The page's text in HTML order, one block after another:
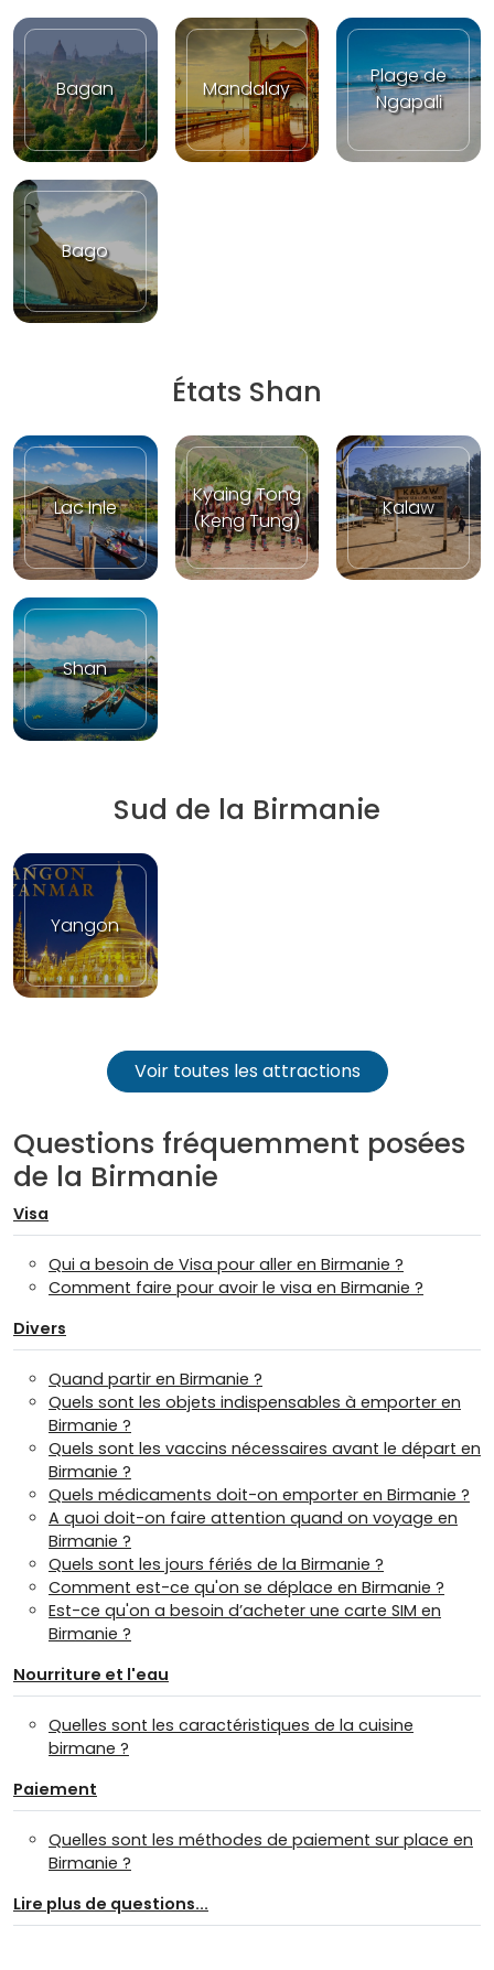
Bagan Mandalay
Plage de
Ngapali
Bago
États Shan
Lac Inle
Kyaing Tong
(Keng Tung)
Kalaw
Shan
Sud de la Birmanie
Yangon
Voir toutes les attractions
Questions fréquemment posées
de la Birmanie
Visa
Qui a besoin de Visa pour aller en Birmanie ?
Comment faire pour avoir le visa en Birmanie ?
Divers
Quand partir en Birmanie ?
Quels sont les objets indispensables à emporter en
Birmanie ?
Quels sont les vaccins nécessaires avant le départ en
Birmanie ?
Quels médicaments doit-on emporter en Birmanie ?
A quoi doit-on faire attention quand on voyage en
Birmanie ?
Quels sont les jours fériés de la Birmanie ?
Comment est-ce qu'on se déplace en Birmanie ?
Est-ce qu'on a besoin d’acheter une carte SIM en
Birmanie ?
Nourriture et l'eau
Quelles sont les caractéristiques de la cuisine
birmane ?
Paiement
Quelles sont les méthodes de paiement sur place en
Birmanie ?
Lire plus de questions...